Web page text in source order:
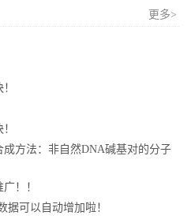
更多>
方法：非自然DNA碱基对的分子
！！
据可以自动增加啦！